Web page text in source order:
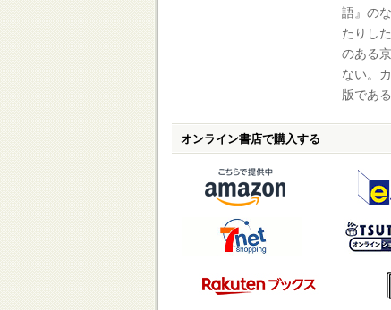
語』の
たりし
のある
ない。
版である
オンライン書店で購入する